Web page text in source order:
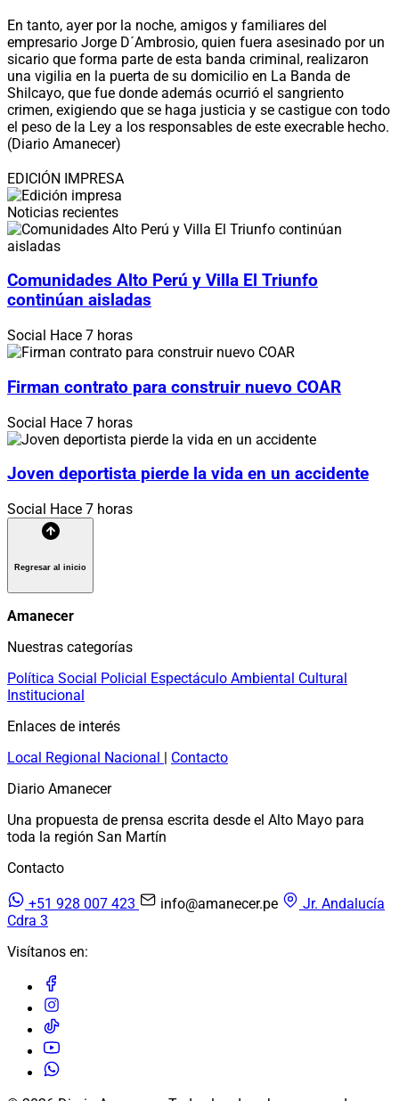
En tanto, ayer por la noche, amigos y familiares del
empresario Jorge D´Ambrosio, quien fuera asesinado por un
sicario que forma parte de esta banda criminal, realizaron
una vigilia en la puerta de su domicilio en La Banda de
Shilcayo, que fue donde además ocurrió el sangriento
crimen, exigiendo que se haga justicia y se castigue con todo
el peso de la Ley a los responsables de este execrable hecho.
(Diario Amanecer)
EDICIÓN IMPRESA
Noticias recientes
Comunidades Alto Perú y Villa El Triunfo
continúan aisladas
Social Hace 7 horas
Firman contrato para construir nuevo COAR
Social Hace 7 horas
Joven deportista pierde la vida en un accidente
Social Hace 7 horas
Regresar al inicio
Amanecer
Nuestras categorías
Política Social Policial Espectáculo Ambiental Cultural
Institucional
Enlaces de interés
Local Regional Nacional | Contacto
Diario Amanecer
Una propuesta de prensa escrita desde el Alto Mayo para
toda la región San Martín
Contacto
+51 928 007 423 info@amanecer.pe
Jr. Andalucía
Cdra 3
Visítanos en: